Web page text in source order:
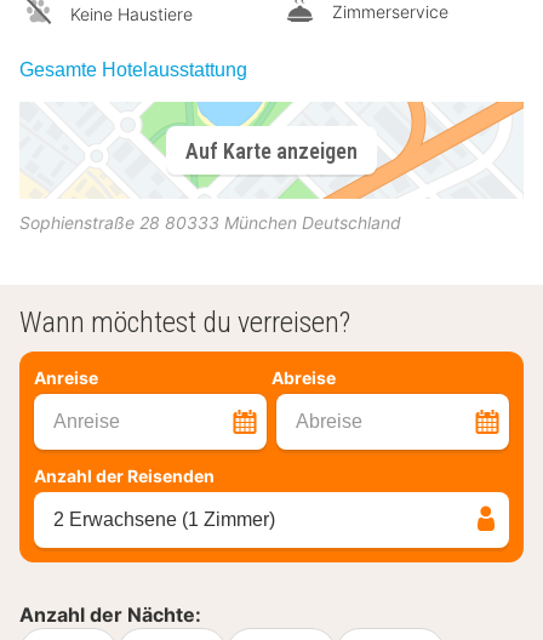
Keine Haustiere
Zimmerservice
Gesamte Hotelausstattung
Auf Karte anzeigen
Sophienstraße 28 80333 München Deutschland
Wann möchtest du verreisen?
Anreise Abreise
Anreise Abreise
Anzahl der Reisenden
2 Erwachsene (1 Zimmer)
Anzahl der Nächte: